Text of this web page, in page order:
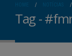
HOME NOTÍCIAS
Tag -